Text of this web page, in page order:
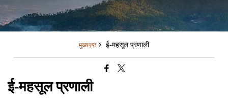
मुख्यपृष्ठ ई-महसूल प्रणाली
ई-महसूल प्रणाली